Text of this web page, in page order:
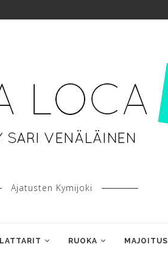
Ajatusten Kymijoki
LATTARIT RUOKA MAJOITUS